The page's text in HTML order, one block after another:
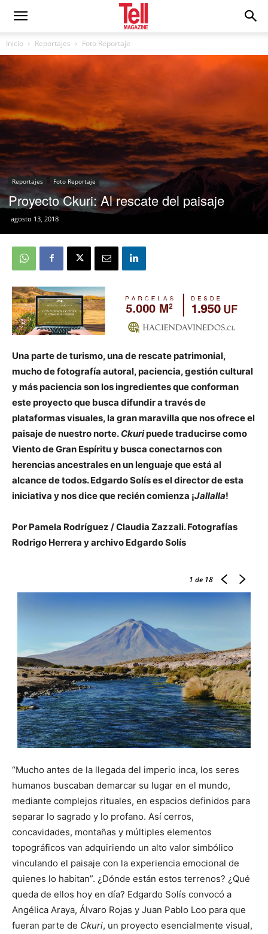
Inicio Reportajes Foto Reportaje
Reportajes Foto Reportaje
Proyecto Ckuri: Al rescate del paisaje
agosto 13, 2018
Una parte de turismo, una de rescate patrimonial,
mucho de fotografía autoral, paciencia, gestión cultural
y más paciencia son los ingredientes que conforman
este proyecto que busca difundir a través de
plataformas visuales, la gran maravilla que nos ofrece el
paisaje de nuestro norte. Ckuripuede traducirse como
Viento de Gran Espíritu y busca conectarnos con
herencias ancestrales en un lenguaje que está al
alcance de todos. Edgardo Solís es el director de esta
iniciativa y nos dice que recién comienza ¡Jallalla!
Por Pamela Rodríguez / Claudia Zazzali. Fotografías
Rodrigo Herrera y archivo Edgardo Solís
1 de 18
“Mucho antes de la llegada del imperio inca, los seres
humanos buscaban demarcar su lugar en el mundo,
mediante complejos rituales, en espacios definidos para
separar lo sagrado y lo profano. Así cerros,
concavidades, montañas y múltiples elementos
topográficos van adquiriendo un alto valor simbólico
vinculando el paisaje con la experiencia emocional de
quienes lo habitan”. ¿Dónde están estos terrenos? ¿Qué
queda de ellos hoy en día? Edgardo Solís convocó a
Angélica Araya, Álvaro Rojas y Juan Pablo Loo para que
fueran parte de Ckuri, un proyecto esencialmente visual,